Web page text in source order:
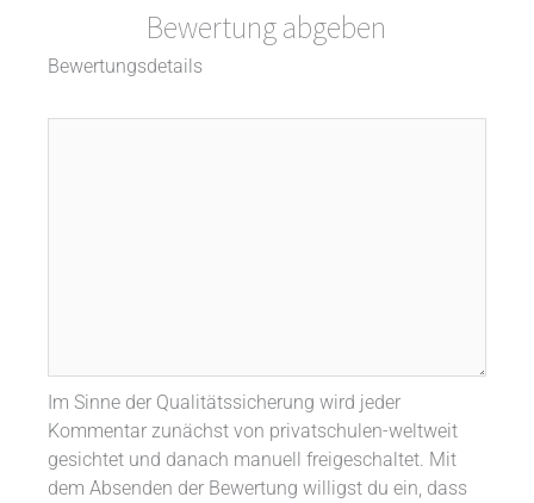
Bewertung abgeben
Bewertungsdetails
Im Sinne der Qualitätssicherung wird jeder
Kommentar zunächst von privatschulen-weltweit
gesichtet und danach manuell freigeschaltet. Mit
dem Absenden der Bewertung willigst du ein, dass